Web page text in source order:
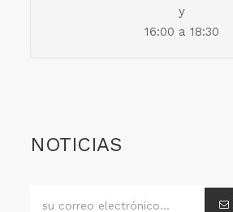
y
16:00 a 18:30
NOTICIAS